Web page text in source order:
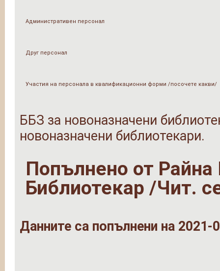
Административен персонал
Друг персонал
Участия на персонала в квалификационни форми /посочете какви/
ББЗ за новоназначени
новоназначени библиотекари.
Попълнено от Райна
Библиотекар /Чит.
Данните са попълнени на 2021-